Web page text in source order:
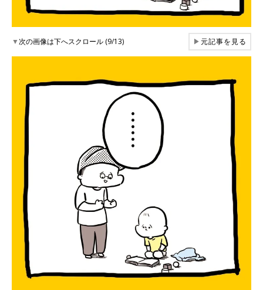
▼次の画像は下へスクロール (9/13) ▶元記事を見る